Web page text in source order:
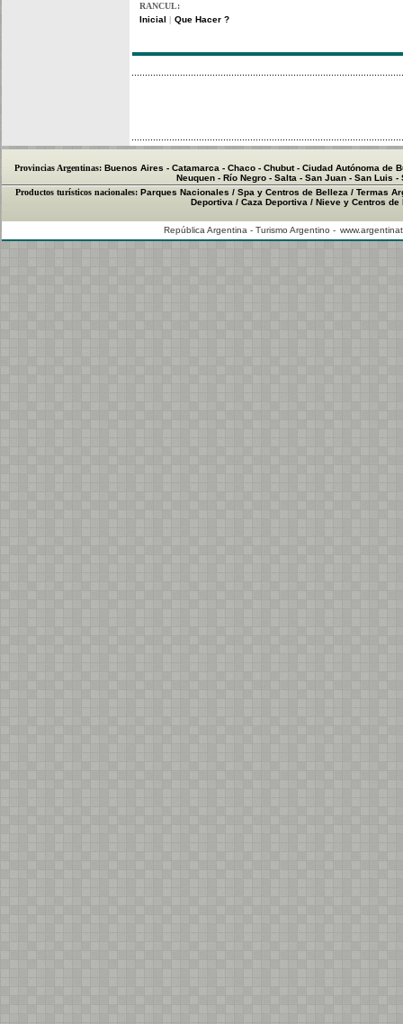
RANCUL:
Inicial
Que Hacer ?
Provincias Argentinas: Buenos Aires - Catamarca - Chaco - Chubut- Ciudad Autónoma de
Neuquen - Río Negro - Salta - San Juan - San Luis -
Productos turísticos nacionales: Parques Nacionales / Spa y Centros de Belleza / Termas
Deportiva / Caza Deportiva / Nieve y Centros de
República Argentina - Turismo Argentino -